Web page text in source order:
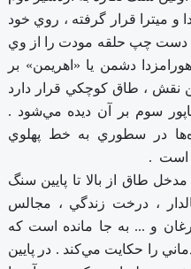
و ميترا قرار گرفته‌ ، روي‌ خود
با دست‌ چپ‌ حلقه‌ مودت‌ را از وي‌
دشمن‌ يا «اهريمن‌» بر
نقش‌ ، طاق‌ كوچكي‌ قرار دارد
سوم‌ بر آن‌ ديده‌ مي‌شود .
در سطوري‌ به‌ خط‌ پهلوي‌
است ‌ .
طاق‌ از بالا تا پايين‌ سنگ‌
، درخت‌ زندگي‌ ، مجالس‌
و ... به‌ جا مانده‌ است‌ كه‌
را حكايت‌ مي‌كند . در پايين‌